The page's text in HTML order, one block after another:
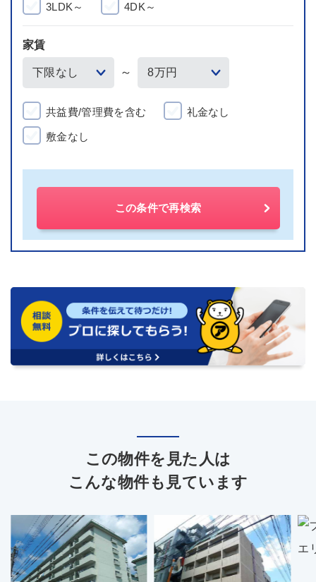
3LDK～ 4DK～
家賃
～
共益費/管理費を含む 礼金なし
敷金なし
この条件で再検索
この物件を見た人は
こんな物件も見ています